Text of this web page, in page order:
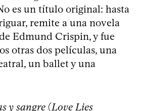
es un título original: hasta
remite a una novela
Edmund Crispin, y fue
otras dos películas, una
un ballet y una
y sangre (Love Lies